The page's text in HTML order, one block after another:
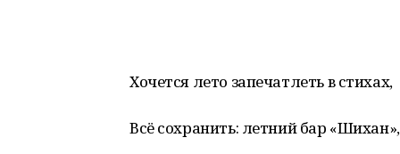
Хочется лето запечатлеть в стихах,
Всё сохранить: летний бар «Шихан»,